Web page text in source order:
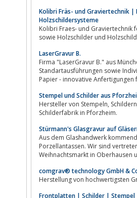
Kolibri Fräs- und Graviertechnik |
Holzschildersysteme
Kolibri Fraes- und Graviertechnik
sowie Holzschilder und
LaserGravur B.
Firma "LaserGravur B." aus München bietet:-
Standartausführungen sowie
Papier - innovative
Stempel und Schilder aus
Hersteller von Stempeln, Schildern, Werbetechnik, und Gravuren; von günstig bis exklusiv. Weeber, Ihre Stempel- und
Schilderfabrik in Pforzheim.
Stürmann's Glasgravur auf
Aus dem Glashandwerk kommend, gravieren wir für Sie Namen, Glückwünsche & Sprüche auf Gläser,
Porzellantassen. Wir sind vertreten
Weihnachtsmarkt in Oberhausen
comgrav® technology GmbH &
Herstellung von hochwertigsten
Frontplatten | Schilder | Stempel